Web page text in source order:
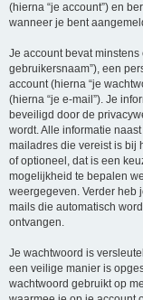
(hierna “je account”) en
wanneer je bent
Je account bevat
gebruikersnaam”), een
account (hierna “je
(hierna “je e-mail”). Je
beveiligd door de
wordt. Alle informatie
mailadres die vereist is bij
of optioneel, dat is een
mogelijkheid te bepalen
weergegeven. Verder heb
mails die automatisch
ontvangen.
Je wachtwoord is
een veilige manier is
wachtwoord gebruikt op